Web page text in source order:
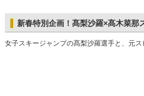
新春特別企画！髙梨沙羅×髙木菜那
女子スキージャンプの髙梨沙羅選手と、元